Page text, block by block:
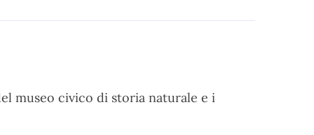
museo civico di storia naturale e i